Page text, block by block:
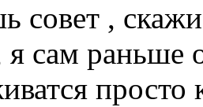
совет ,
я сам раньше
просто